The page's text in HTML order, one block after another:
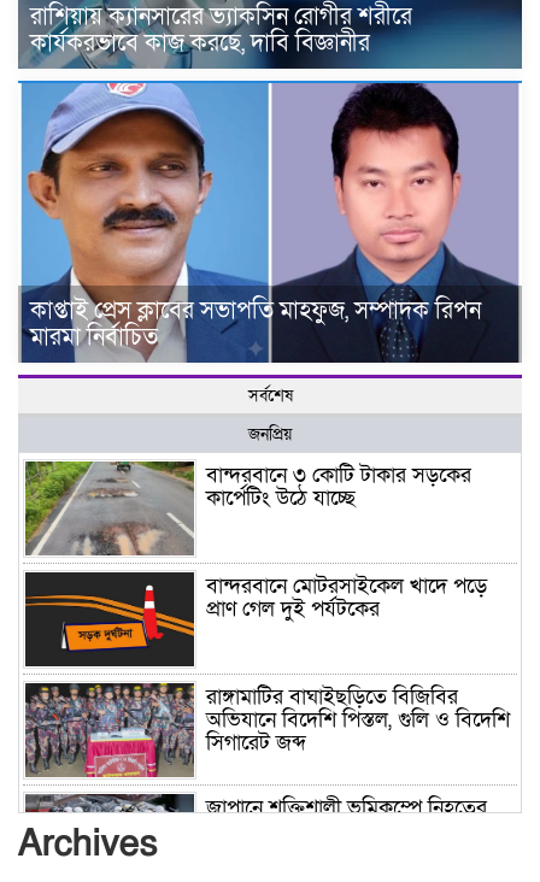
রাশিয়ায় ক্যানসারের ভ্যাকসিন রোগীর শরীরে
কার্যকরভাবে কাজ করছে, দাবি বিজ্ঞানীর
কাপ্তাই প্রেস ক্লাবের সভাপতি মাহফুজ, সম্পাদক রিপন
মারমা নির্বাচিত
সর্বশেষ
জনপ্রিয়
বান্দরবানে ৩ কোটি টাকার সড়কের
কার্পেটিং উঠে যাচ্ছে
বান্দরবানে মোটরসাইকেল খাদে পড়ে
প্রাণ গেল দুই পর্যটকের
রাঙ্গামাটির বাঘাইছড়িতে বিজিবির
অভিযানে বিদেশি পিস্তল, গুলি ও বিদেশি
সিগারেট জব্দ
জাপানে শক্তিশালী ভূমিকম্পে নিহতের
Archives